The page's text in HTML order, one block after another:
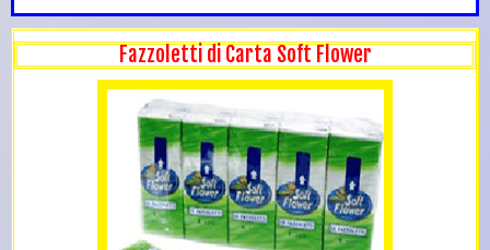
Fazzoletti di Carta Soft Flower